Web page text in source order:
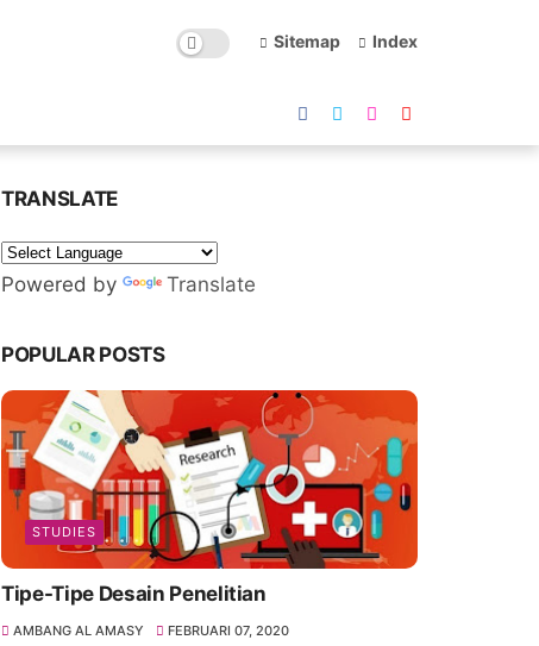
Sitemap Index
TRANSLATE
Powered by Translate
POPULAR POSTS
STUDIES
Tipe-Tipe Desain Penelitian
AMBANG AL AMASY FEBRUARI 07, 2020